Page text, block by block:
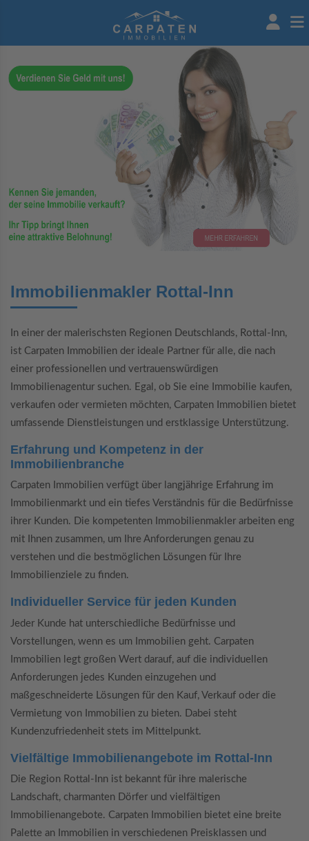
Immobilienmakler Rottal-Inn
In einer der malerischsten Regionen Deutschlands, Rottal-Inn,
ist Carpaten Immobilien der ideale Partner für alle, die nach
einer professionellen und vertrauenswürdigen
Immobilienagentur suchen. Egal, ob Sie eine Immobilie kaufen,
verkaufen oder vermieten möchten, Carpaten Immobilien bietet
umfassende Dienstleistungen und erstklassige Unterstützung.
Erfahrung und Kompetenz in der
Immobilienbranche
Carpaten Immobilien verfügt über langjährige Erfahrung im
Immobilienmarkt und ein tiefes Verständnis für die Bedürfnisse
ihrer Kunden. Die kompetenten Immobilienmakler arbeiten eng
mit Ihnen zusammen, um Ihre Anforderungen genau zu
verstehen und die bestmöglichen Lösungen für Ihre
Immobilienziele zu finden.
Individueller Service für jeden Kunden
Jeder Kunde hat unterschiedliche Bedürfnisse und
Vorstellungen, wenn es um Immobilien geht. Carpaten
Immobilien legt großen Wert darauf, auf die individuellen
Anforderungen jedes Kunden einzugehen und
maßgeschneiderte Lösungen für den Kauf, Verkauf oder die
Vermietung von Immobilien zu bieten. Dabei steht
Kundenzufriedenheit stets im Mittelpunkt.
Vielfältige Immobilienangebote im Rottal-Inn
Die Region Rottal-Inn ist bekannt für ihre malerische
Landschaft, charmanten Dörfer und vielfältigen
Immobilienangebote. Carpaten Immobilien bietet eine breite
Palette an Immobilien in verschiedenen Preisklassen und